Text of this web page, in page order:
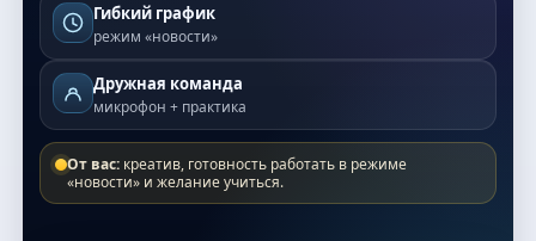
Гибкий график
режим «новости»
Дружная команда
микрофон + практика
От вас: креатив, готовность работать в режиме
«новости» и желание учиться.